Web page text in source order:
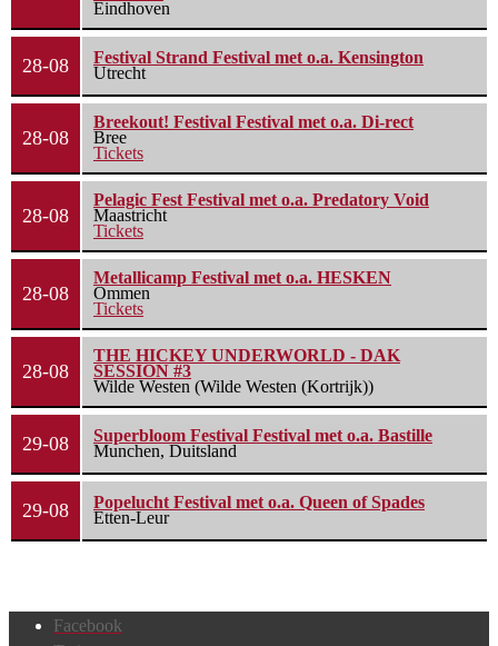
Eindhoven
28-08
Festival Strand Festival met o.a. Kensington
Utrecht
28-08
Breekout! Festival Festival met o.a. Di-rect
Bree
Tickets
28-08
Pelagic Fest Festival met o.a. Predatory Void
Maastricht
Tickets
28-08
Metallicamp Festival met o.a. HESKEN
Ommen
Tickets
28-08
THE HICKEY UNDERWORLD - DAK
SESSION #3
Wilde Westen (Wilde Westen (Kortrijk))
29-08
Superbloom Festival Festival met o.a. Bastille
Munchen, Duitsland
29-08
Popelucht Festival met o.a. Queen of Spades
Etten-Leur
Facebook